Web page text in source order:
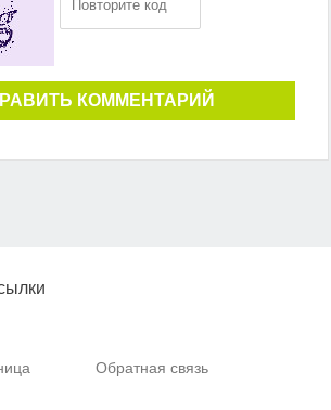
КОММЕНТАРИЙ
Обратная связь